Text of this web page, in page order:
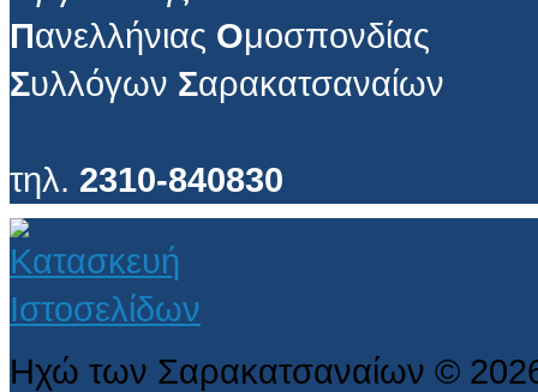
Πανελλήνιας Ομοσπονδίας
Συλλόγων Σαρακατσαναίων
τηλ. 2310-840830
Ηχώ των Σαρακατσαναίων ©